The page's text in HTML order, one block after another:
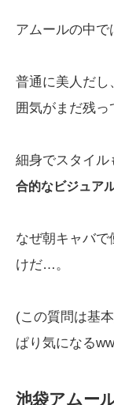
アムールの中で
普通に美人だし
囲気がまだ残っ
細身でスタイル
合的なビジュア
なぜ朝キャバ
けだ…。
(この質問は基
ぱり気になる
池袋アムー